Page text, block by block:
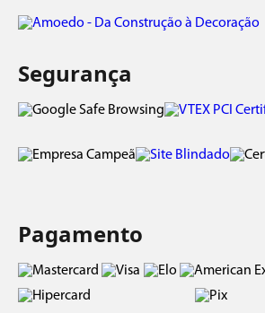
Segurança
Pagamento